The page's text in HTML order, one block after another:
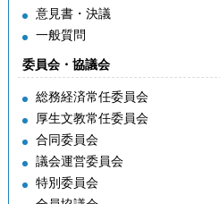
意見書・決議
一般質問
委員会・協議会
総務経済常任委員会
厚生文教常任委員会
合同委員会
議会運営委員会
特別委員会